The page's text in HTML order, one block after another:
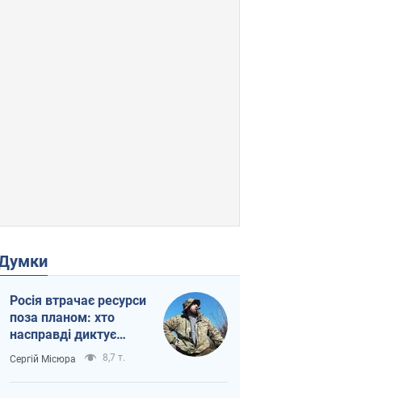
Думки
Росія втрачає ресурси
поза планом: хто
насправді диктує
темп війни
Сергій Місюра 8,7 т.